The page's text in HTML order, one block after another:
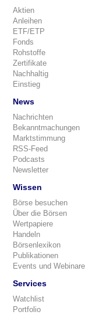
Aktien
Anleihen
ETF/ETP
Fonds
Rohstoffe
Zertifikate
Nachhaltig
Einstieg
News
Nachrichten
Bekanntmachungen
Marktstimmung
RSS-Feed
Podcasts
Newsletter
Wissen
Börse besuchen
Über die Börsen
Wertpapiere
Handeln
Börsenlexikon
Publikationen
Events und Webinare
Services
Watchlist
Portfolio